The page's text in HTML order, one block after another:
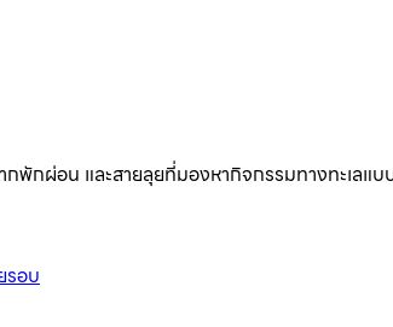
พักผ่อน และสายลุยที่มองหากิจกรรมทางทะเลแ